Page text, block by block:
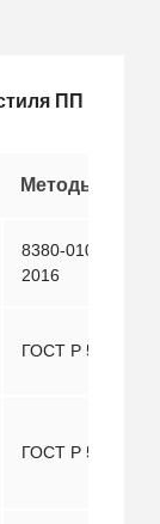
ПП
Методы
8380-010-
2016
ГОСТ Р 50277
ГОСТ Р 53226